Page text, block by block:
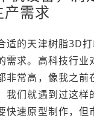
产需求
适的天津树脂3D打
需求。高科技行业
非常高，像我之前
我们就遇到过这样
快速原型制作，但